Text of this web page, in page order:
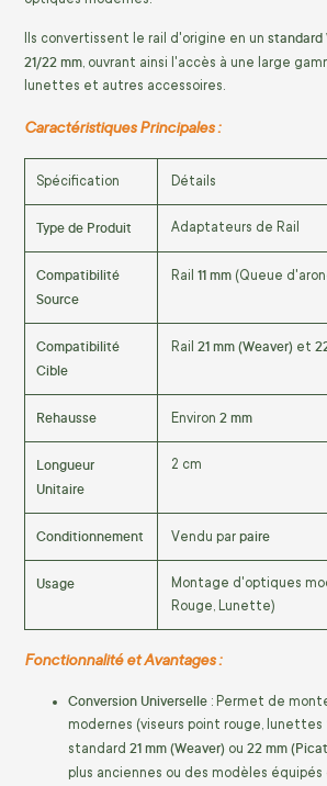
Ils convertissent le rail d'origine en un standard
21/22 mm, ouvrant ainsi l'accès à une large
lunettes et autres accessoires.
Caractéristiques Principales :
Spécification Détails
Type de Produit Adaptateurs de Rail
Compatibilité
Source
Rail 11 mm (Queue
Compatibilité
Cible
Rail 21 mm (Weaver) et
Rehausse Environ 2 mm
Longueur
Unitaire
2 cm
Conditionnement Vendu par paire
Usage
Montage d'optiques
Rouge, Lunette)
Fonctionnalité et Avantages :
Conversion Universelle : Permet de
modernes (viseurs point rouge,
standard 21 mm (Weaver) ou 22 mm
plus anciennes ou des modèles équipés